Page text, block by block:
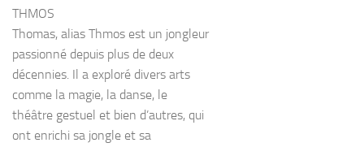
THMOS
Thomas, alias Thmos est un jongleur
passionné depuis plus de deux
décennies. Il a exploré divers arts
comme la magie, la danse, le
théâtre gestuel et bien d’autres, qui
ont enrichi sa jongle et sa